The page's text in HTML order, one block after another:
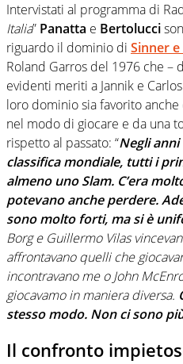
Intervistati al programma di
Italia” Panatta e Bertolucci
riguardo il dominio di Sinnere
Roland Garros del 1976 che –
evidenti meriti a Jannik e
loro dominio sia favorito
nel modo di giocare e da una
rispetto al passato: “Negli anni
classifica mondiale, tutti i
almeno uno Slam. C’era
potevano anche perdere.
sono molto forti, ma si è
Borg e Guillermo Vilas
affrontavano quelli che
incontravano me o John
giocavamo in maniera diversa.
stesso modo. Non ci sono
Il confronto